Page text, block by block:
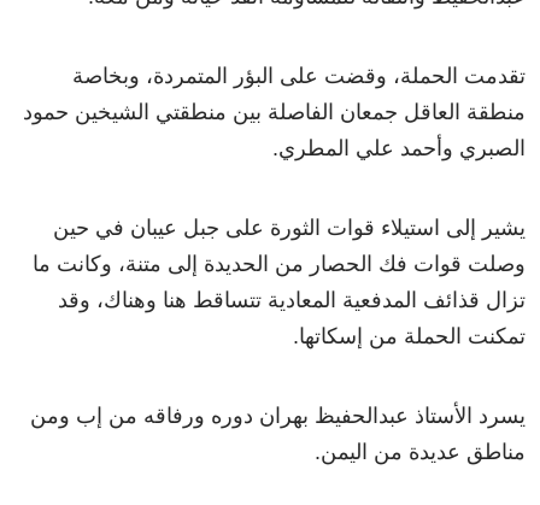
تقدمت الحملة، وقضت على البؤر المتمردة، وبخاصة
منطقة العاقل جمعان الفاصلة بين منطقتي الشيخين حمود
الصبري وأحمد علي المطري.
يشير إلى استيلاء قوات الثورة على جبل عيبان في حين
وصلت قوات فك الحصار من الحديدة إلى متنة، وكانت ما
تزال قذائف المدفعية المعادية تتساقط هنا وهناك، وقد
تمكنت الحملة من إسكاتها.
يسرد الأستاذ عبدالحفيظ بهران دوره ورفاقه من إب ومن
مناطق عديدة من اليمن.